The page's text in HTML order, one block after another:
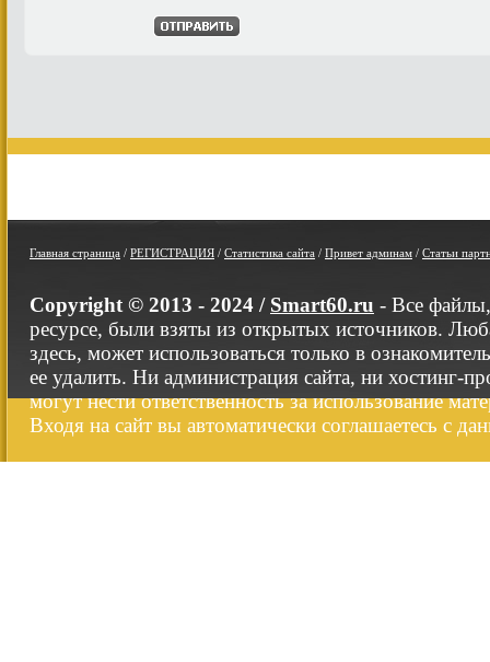
Главная страница / РЕГИСТРАЦИЯ / Статистика сайта / Привет админам / Статьи
Copyright © 2013 - 2024 / Smart60.ru - Все
ресурсе, были взяты из открытых источников.
здесь, может использоваться только в
ее удалить. Ни администрация сайта, ни хостинг-
могут нести ответственность за использование
Входя на сайт вы автоматически соглашаетесь с